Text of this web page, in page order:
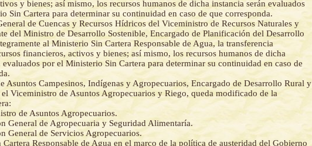
y bienes; así mismo, los recursos humanos de dicha instancia serán evaluados
Sin Cartera para determinar su continuidad en caso de que corresponda.
de Cuencas y Recursos Hídricos del Viceministro de Recursos Naturales y
del Ministro de Desarrollo Sostenible, Encargado de Planificación del Desarrollo
al Ministerio Sin Cartera Responsable de Agua, la transferencia
financieros, activos y bienes; así mismo, los recursos humanos de dicha
evaluados por el Ministerio Sin Cartera para determinar su continuidad en caso de
Asuntos Campesinos, Indígenas y Agropecuarios, Encargado de Desarrollo Rural y
Viceministro de Asuntos Agropecuarios y Riego, queda modificado de la
de Asuntos Agropecuarios.
General de Agropecuaria y Seguridad Alimentaría.
General de Servicios Agropecuarios.
Responsable de Agua en el marco de la política de austeridad del Gobierno